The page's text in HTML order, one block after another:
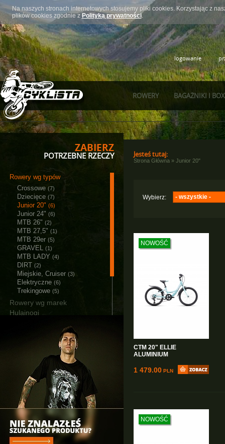
Na naszych stronach internetowych stosujemy pliki cookies. Korzystając z
plików cookies zgodnie zPolityką prywatności.
logowanie
BAGAŻNIKI I
ROWERY
ZABIERZ
POTRZEBNE RZECZY
Rowery wg typów
Crossowe (7)
Dziecięce (7)
Junior 20" (6)
Junior 24" (6)
MTB 26" (2)
MTB 27,5" (1)
MTB 29er (5)
GRAVEL (1)
MTB LADY (4)
DIRT (2)
Miejskie, Cruiser (3)
Elektryczne (6)
Trekingowe (5)
Rowery wg marek
Hulajnogi
Narzędzia i smary
Łańcuchy śniegowe
Bagażniki i Boxy
Jesteś tutaj:
Strona Główna » Junior 20"
Wybierz: - wszystkie -
NOWOŚĆ
CTM 20" ELLIE
ALUMINIUM
1 479.00 PLN
NOWOŚĆ